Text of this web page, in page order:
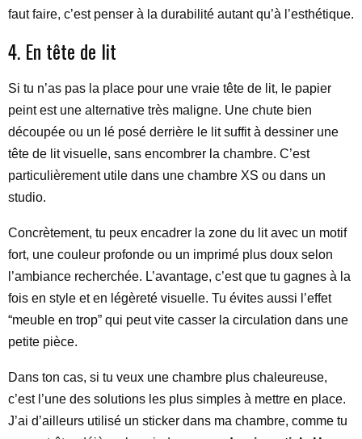
faut faire, c’est penser à la durabilité autant qu’à l’esthétique.
4. En tête de lit
Si tu n’as pas la place pour une vraie tête de lit, le papier
peint est une alternative très maligne. Une chute bien
découpée ou un lé posé derrière le lit suffit à dessiner une
tête de lit visuelle, sans encombrer la chambre. C’est
particulièrement utile dans une chambre XS ou dans un
studio.
Concrètement, tu peux encadrer la zone du lit avec un motif
fort, une couleur profonde ou un imprimé plus doux selon
l’ambiance recherchée. L’avantage, c’est que tu gagnes à la
fois en style et en légèreté visuelle. Tu évites aussi l’effet
“meuble en trop” qui peut vite casser la circulation dans une
petite pièce.
Dans ton cas, si tu veux une chambre plus chaleureuse,
c’est l’une des solutions les plus simples à mettre en place.
J’ai d’ailleurs utilisé un sticker dans ma chambre, comme tu